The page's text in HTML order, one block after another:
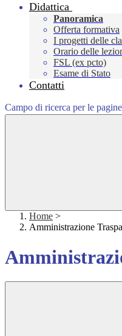
Didattica
Panoramica
Offerta formativa
I progetti delle
Orario delle
FSL (ex pcto)
Esame di Stato
Contatti
Campo di ricerca per le
Home >
Amministrazione